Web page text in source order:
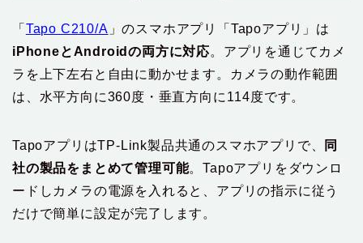
「‎ Tapo C210/A 」のスマホアプリ「Tapoアプリ」は
iPhoneとAndroidの両方に対応。アプリを通じてカメ
ラを上下左右と自由に動かせます。カメラの動作範囲
は、水平方向に360度・垂直方向に114度です。
TapoアプリはTP-Link製品共通のスマホアプリで、
同
社の製品をまとめて管理可能。Tapoアプリをダウンロ
ードしカメラの電源を入れると、アプリの指示に従う
だけで簡単に設定が完了します。